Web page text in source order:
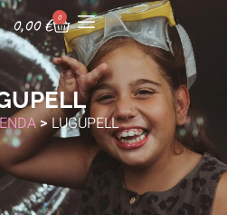
0,00€ 0
>LUGUPELL